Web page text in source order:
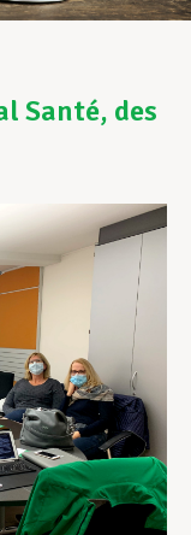
Santé, des